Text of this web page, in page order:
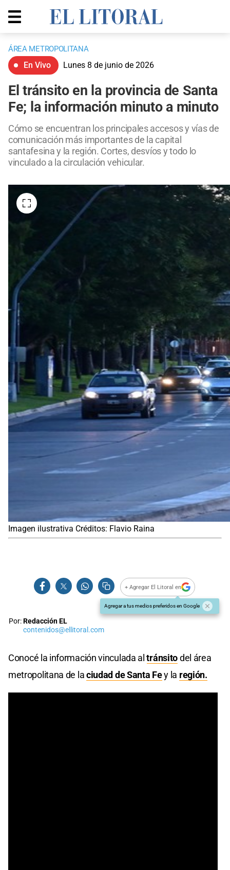
ÁREA METROPOLITANA
En Vivo Lunes 8 de junio de 2026
El tránsito en la provincia de Santa
Fe; la información minuto a minuto
Cómo se encuentran los principales accesos y vías de
comunicación más importantes de la capital
santafesina y la región. Cortes, desvíos y todo lo
vinculado a la circulación vehicular.
Imagen ilustrativa Créditos: Flavio Raina
+ Agregar El Litoral en
Agregar a tus medios preferidos en Google
Por:Redacción EL
contenidos@ellitoral.com
Conocé la información vinculada altránsitodel área
metropolitana de laciudad de Santa Fey la región.